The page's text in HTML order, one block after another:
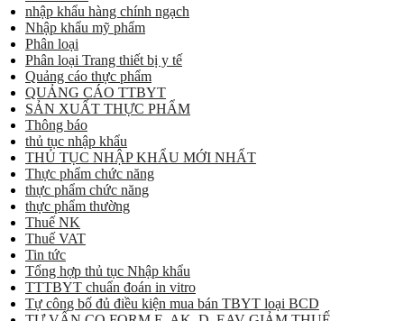
nhập khẩu hàng chính ngạch
Nhập khẩu mỹ phẩm
Phân loại
Phân loại Trang thiết bị y tế
Quảng cáo thực phẩm
QUẢNG CÁO TTBYT
SẢN XUẤT THỰC PHẨM
Thông báo
thủ tục nhập khẩu
THỦ TỤC NHẬP KHẨU MỚI NHẤT
Thực phẩm chức năng
thực phẩm chức năng
thực phẩm thường
Thuế NK
Thuế VAT
Tin tức
Tổng hợp thủ tục Nhập khẩu
TTTBYT chuẩn đoán in vitro
Tự công bố đủ điều kiện mua bán TBYT loại BCD